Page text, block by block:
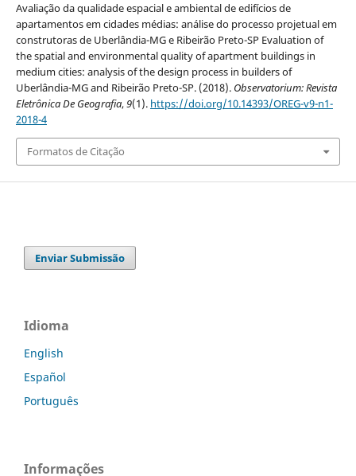
Avaliação da qualidade espacial e ambiental de edifícios de
apartamentos em cidades médias: análise do processo projetual em
construtoras de Uberlândia-MG e Ribeirão Preto-SP Evaluation of
the spatial and environmental quality of apartment buildings in
medium cities: analysis of the design process in builders of
Uberlândia-MG and Ribeirão Preto-SP. (2018). Observatorium: Revista
Eletrônica De Geografia,9(1). https://doi.org/10.14393/OREG-v9-n1-
2018-4
Formatos de Citação
Enviar Submissão
Idioma
English
Español
Português
Informações